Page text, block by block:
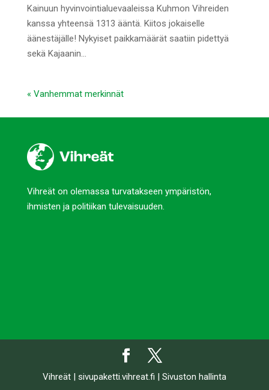
Kainuun hyvinvointialuevaaleissa Kuhmon Vihreiden
kanssa yhteensä 1313 ääntä. Kiitos jokaiselle
äänestäjälle! Nykyiset paikkamäärät saatiin pidettyä
sekä Kajaanin...
« Vanhemmat merkinnät
Vihreät on olemassa turvatakseen ympäristön,
ihmisten ja politiikan tulevaisuuden.
Vihreät| sivupaketti.vihreat.fi | Sivuston hallinta